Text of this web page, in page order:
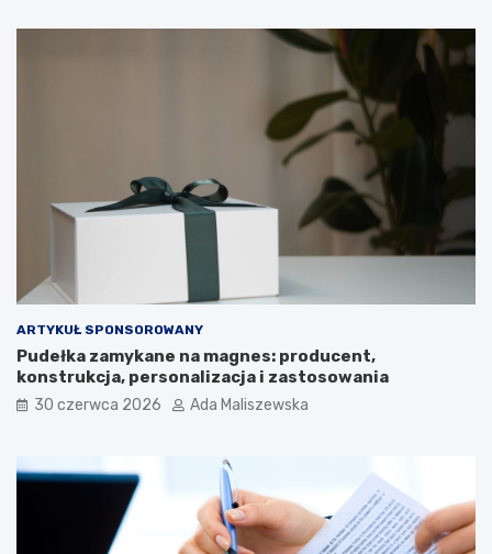
ARTYKUŁ SPONSOROWANY
Pudełka zamykane na magnes: producent,
konstrukcja, personalizacja i zastosowania
30 czerwca 2026 Ada Maliszewska